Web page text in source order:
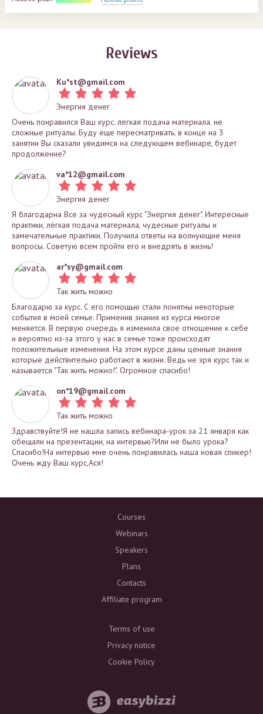
Reviews
Ku*st@gmail.com
Энергия денег
Очень понравился Ваш курс. легкая подача материала. не
сложные ритуалы. Буду еще пересматривать. в конце на 3
занятии Вы сказали увидимся на следующем вебинаре, будет
продолжение?
va*12@gmail.com
Энергия денег
Я благодарна Все за чудесный курс "Энергия денег". Интересные
практики, лёгкая подача материала, чудесные ритуалы и
замечательные практики. Получила ответы на волнующие меня
вопросы. Советую всем пройти его и внедрять в жизнь!
ar*sy@gmail.com
Так жить можно
Благодарю за курс. С его помощью стали понятны некоторые
события в моей семье. Применив знания из курса многое
меняется. В первую очередь я изменила свое отношение к себе
и вероятно из-за этого у нас в семье тоже происходят
положительные изменения. На этом курсе даны ценные знания
которые действительно работают в жизни. Ведь не зря курс так и
называется "Так жить можно!". Огромное спасибо!
on*19@gmail.com
Так жить можно
Здравствуйте!Я не нашла запись вебинара-урок за 21 января как
обещали на презентации, на интервью?Или не было урока?
Спасибо!На интервью мне очень понравилась наша новая спикер!
Очень жду Ваш курс,Ася!
Courses
Webinars
Speakers
Plans
Contacts
Affiliate program
Terms of use
Privacy notice
Cookie Policy